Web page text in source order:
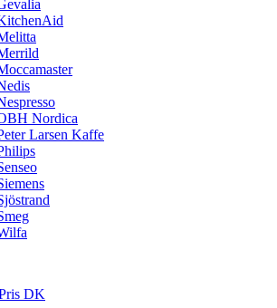
Nordica
Larsen Kaffe
DK